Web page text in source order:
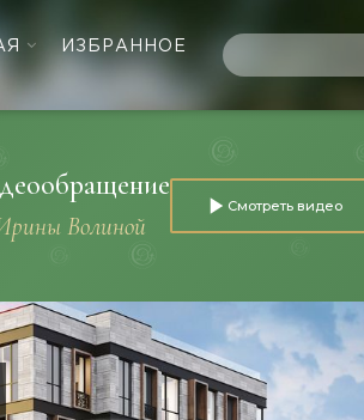
ИЗБРАННОЕ
Волиной
Смотреть видео